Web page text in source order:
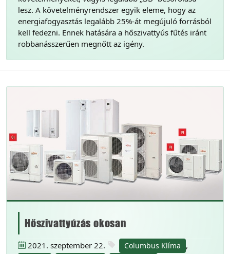
lesz. A követelményrendszer egyik eleme, hogy az
energiafogyasztás legalább 25%-át megújuló forrásból
kell fedezni. Ennek hatására a hőszivattyús fűtés iránt
robbanásszerűen megnőtt az igény.
Hőszivattyúzás okosan
2021. szeptember 22. Columbus Klíma ,